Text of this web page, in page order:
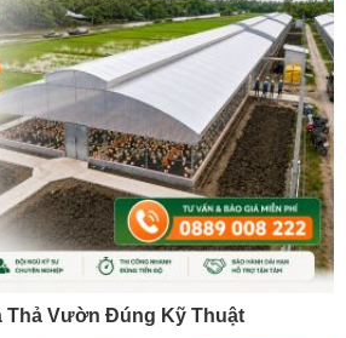
Thả Vườn Đúng Kỹ Thuật